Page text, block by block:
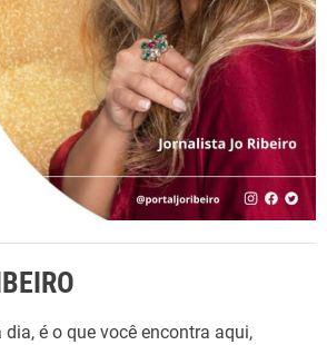
é o que você encontra aqui,